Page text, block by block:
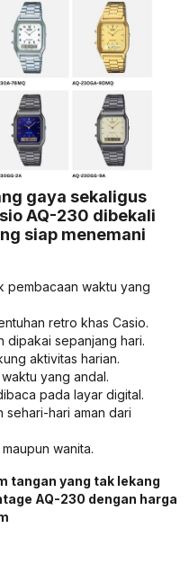
gaya sekaligus
AQ-230 dibekali
siap menemani
pembacaan waktu yang
retro khas Casio.
dipakai sepanjang hari.
aktivitas harian.
yang andal.
pada layar digital.
sehari-hari aman dari
wanita.
tangan yang tak lekang
AQ-230 dengan harga